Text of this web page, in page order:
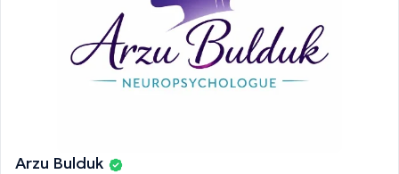
Arzu Bulduk